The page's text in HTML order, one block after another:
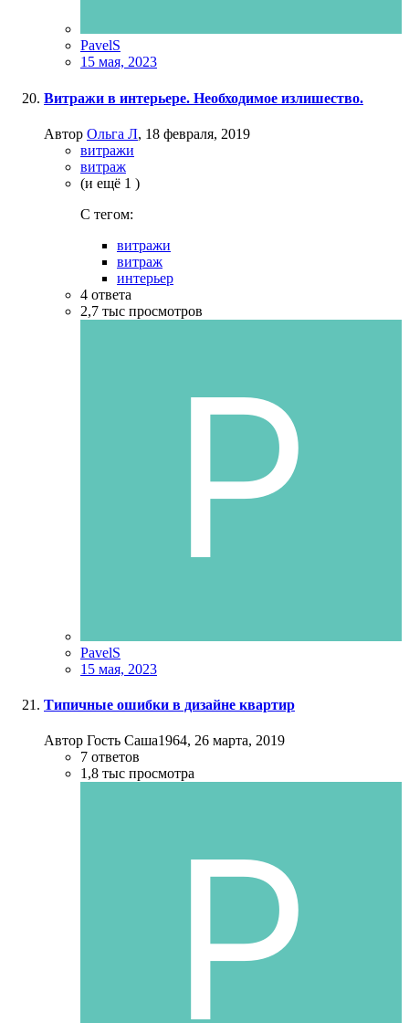
PavelS
15 мая, 2023
Витражи в интерьере. Необходимое излишество.
Автор Ольга Л, 18 февраля, 2019
витражи
витраж
(и ещё 1 )
C тегом:
витражи
витраж
интерьер
4 ответа
2,7 тыс просмотров
PavelS
15 мая, 2023
Типичные ошибки в дизайне квартир
Автор Гость Саша1964, 26 марта, 2019
7 ответов
1,8 тыс просмотра